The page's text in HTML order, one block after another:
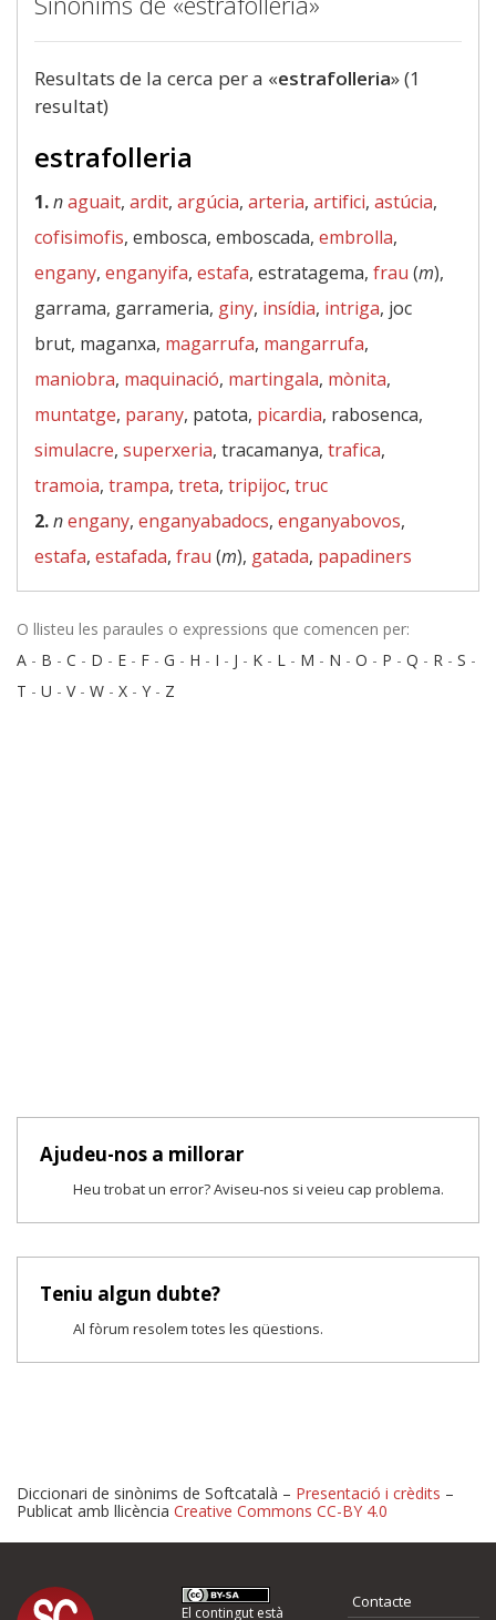
Resultats de la cerca per a «estrafolleria» (1
resultat)
estrafolleria
1.naguait, ardit, argúcia, arteria, artifici, astúcia,
cofisimofis, embosca, emboscada, embrolla,
engany, enganyifa, estafa, estratagema, frau (m),
garrama, garrameria, giny, insídia, intriga, joc
brut, maganxa, magarrufa, mangarrufa,
maniobra, maquinació, martingala, mònita,
muntatge, parany, patota, picardia, rabosenca,
simulacre, superxeria, tracamanya, trafica,
tramoia, trampa, treta, tripijoc, truc
2.nengany, enganyabadocs, enganyabovos,
estafa, estafada, frau (m), gatada, papadiners
O llisteu les paraules o expressions que comencen per:
A - B - C - D - E - F - G - H - I - J - K - L - M - N - O - P - Q - R - S -
T - U - V- W - X - Y - Z
Ajudeu-nos a millorar
Heu trobat un error? Aviseu-nos si veieu cap problema.
Teniu algun dubte?
Al fòrum resolem totes les qüestions.
Proposeu-nos millores o
Diccionari de sinònims de Softcatalà – Presentació i crèdits –
Publicat amb llicència Creative Commons CC-BY 4.0
El contingut està
Contacte